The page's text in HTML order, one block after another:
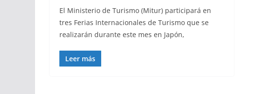
El Ministerio de Turismo (Mitur) participará en
tres Ferias Internacionales de Turismo que se
realizarán durante este mes en Japón,
Leer más